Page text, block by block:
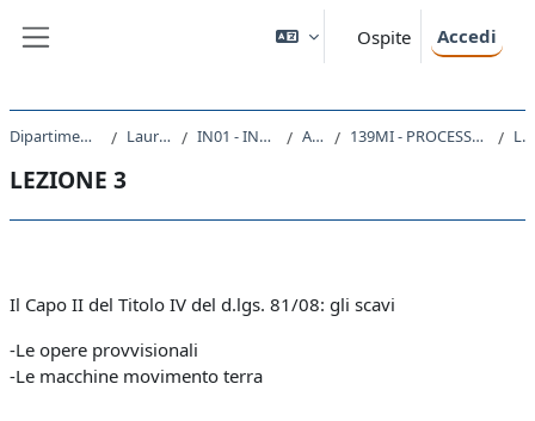
Ospite Accedi
Dipartimento di Ingegneria e Architettura Laurea triennale (DM270) IN01 - INGEGNERIA CIVILE E AMBIENTALE A.A. 2020 - 2021 139MI - PROCESSI E METODI DELLA PROGETTAZIONE EDILIZIA IN SICUREZZA 2020 LEZIONE 3
LEZIONE 3
Il Capo II del Titolo IV del d.lgs. 81/08: gli scavi
-Le opere provvisionali
-Le macchine movimento terra